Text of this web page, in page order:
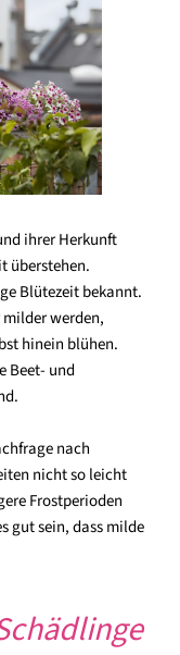
ihrer Herkunft
überstehen.
Blütezeit bekannt.
werden,
hinein blühen.
Beet- und
nach
nicht so leicht
Frostperioden
gut sein, dass milde